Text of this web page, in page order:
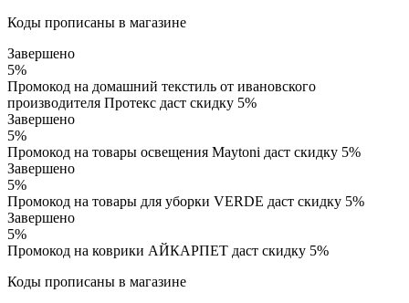
Коды прописаны в магазине
Завершено
5%
Промокод на домашний текстиль от ивановского
производителя Протекс даст скидку 5%
Завершено
5%
Промокод на товары освещения Maytoni даст скидку 5%
Завершено
5%
Промокод на товары для уборки VERDE даст скидку 5%
Завершено
5%
Промокод на коврики АЙКАРПЕТ даст скидку 5%
Коды прописаны в магазине